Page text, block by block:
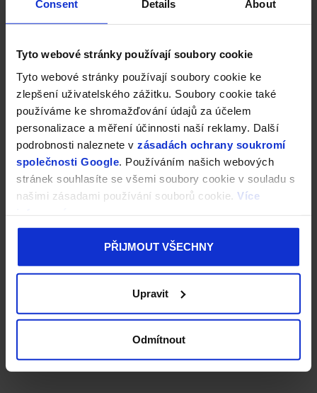
Consent Details About
Tyto webové stránky používají soubory cookie
Tyto webové stránky používají soubory cookie ke
zlepšení uživatelského zážitku. Soubory cookie také
používáme ke shromažďování údajů za účelem
personalizace a měření účinnosti naší reklamy. Další
podrobnosti naleznete v zásadách ochrany soukromí
společnosti Google . Používáním našich webových
stránek souhlasíte se všemi soubory cookie v souladu s
našimi zásadami používání souborů cookie. Více
PŘIJMOUT VŠECHNY
Upravit
Odmítnout